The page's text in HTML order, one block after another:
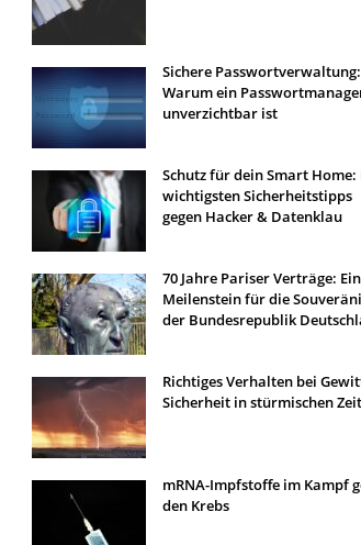
Sichere Passwortverwaltung:
Warum ein
unverzichtbar ist
Schutz für dein Smart Home:
wichtigsten Sicherheitstipps
gegen Hacker & Datenklau
70 Jahre Pariser Verträge: Ein
Meilenstein für die
der Bundesrepublik
Richtiges Verhalten bei
Sicherheit in stürmischen
mRNA-Impfstoffe im Kampf
den Krebs